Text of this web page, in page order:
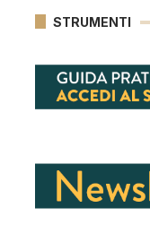
STRUMENTI